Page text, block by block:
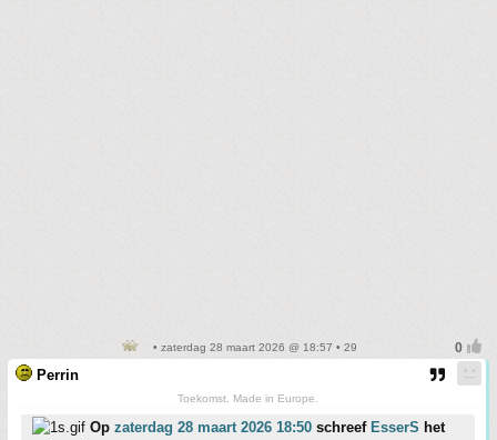
• zaterdag 28 maart 2026 @ 18:57 • 29
Perrin
Toekomst. Made in Europe.
Op zaterdag 28 maart 2026 18:50 schreef EsserS het